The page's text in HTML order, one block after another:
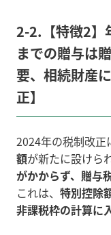
2-2.【特徴2】
までの贈与は
要、相続財産
正】
2024年の税制改正
額が新たに設けられ
がかからず、贈与
これは、 特別控除
非課税枠の計算に